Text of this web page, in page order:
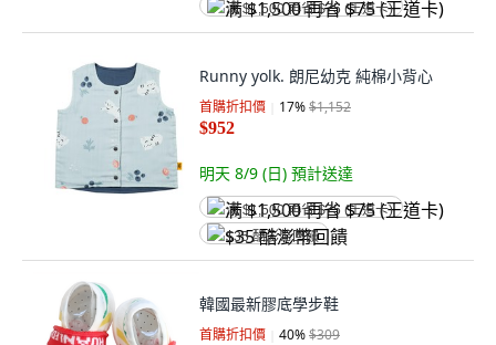
满 $1,500 再省 $75 (王道卡)
Runny yolk. 朗尼幼克 純棉小背心
首購折扣價 17%$1,152
$952
明天 8/9 (日) 預計送達
满 $1,500 再省 $75 (王道卡)
$35 酷澎幣回饋
韓國最新膠底學步鞋
首購折扣價 40%$309